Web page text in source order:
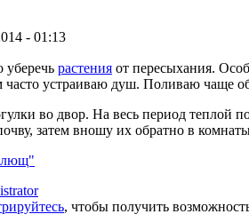
- 01:13
растения от пересыхания.
часто устраиваю душ. Поливаю чаще
во двор. На весь период теплой
затем вношу их обратно в
, чтобы получить